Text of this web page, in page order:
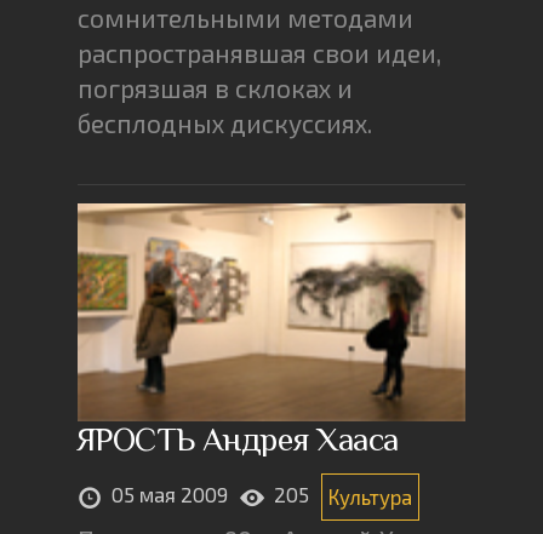
сомнительными методами
распространявшая свои идеи,
погрязшая в склоках и
бесплодных дискуссиях.
ЯРОСТЬ Андрея Хааса
05 мая 2009 205 Культура